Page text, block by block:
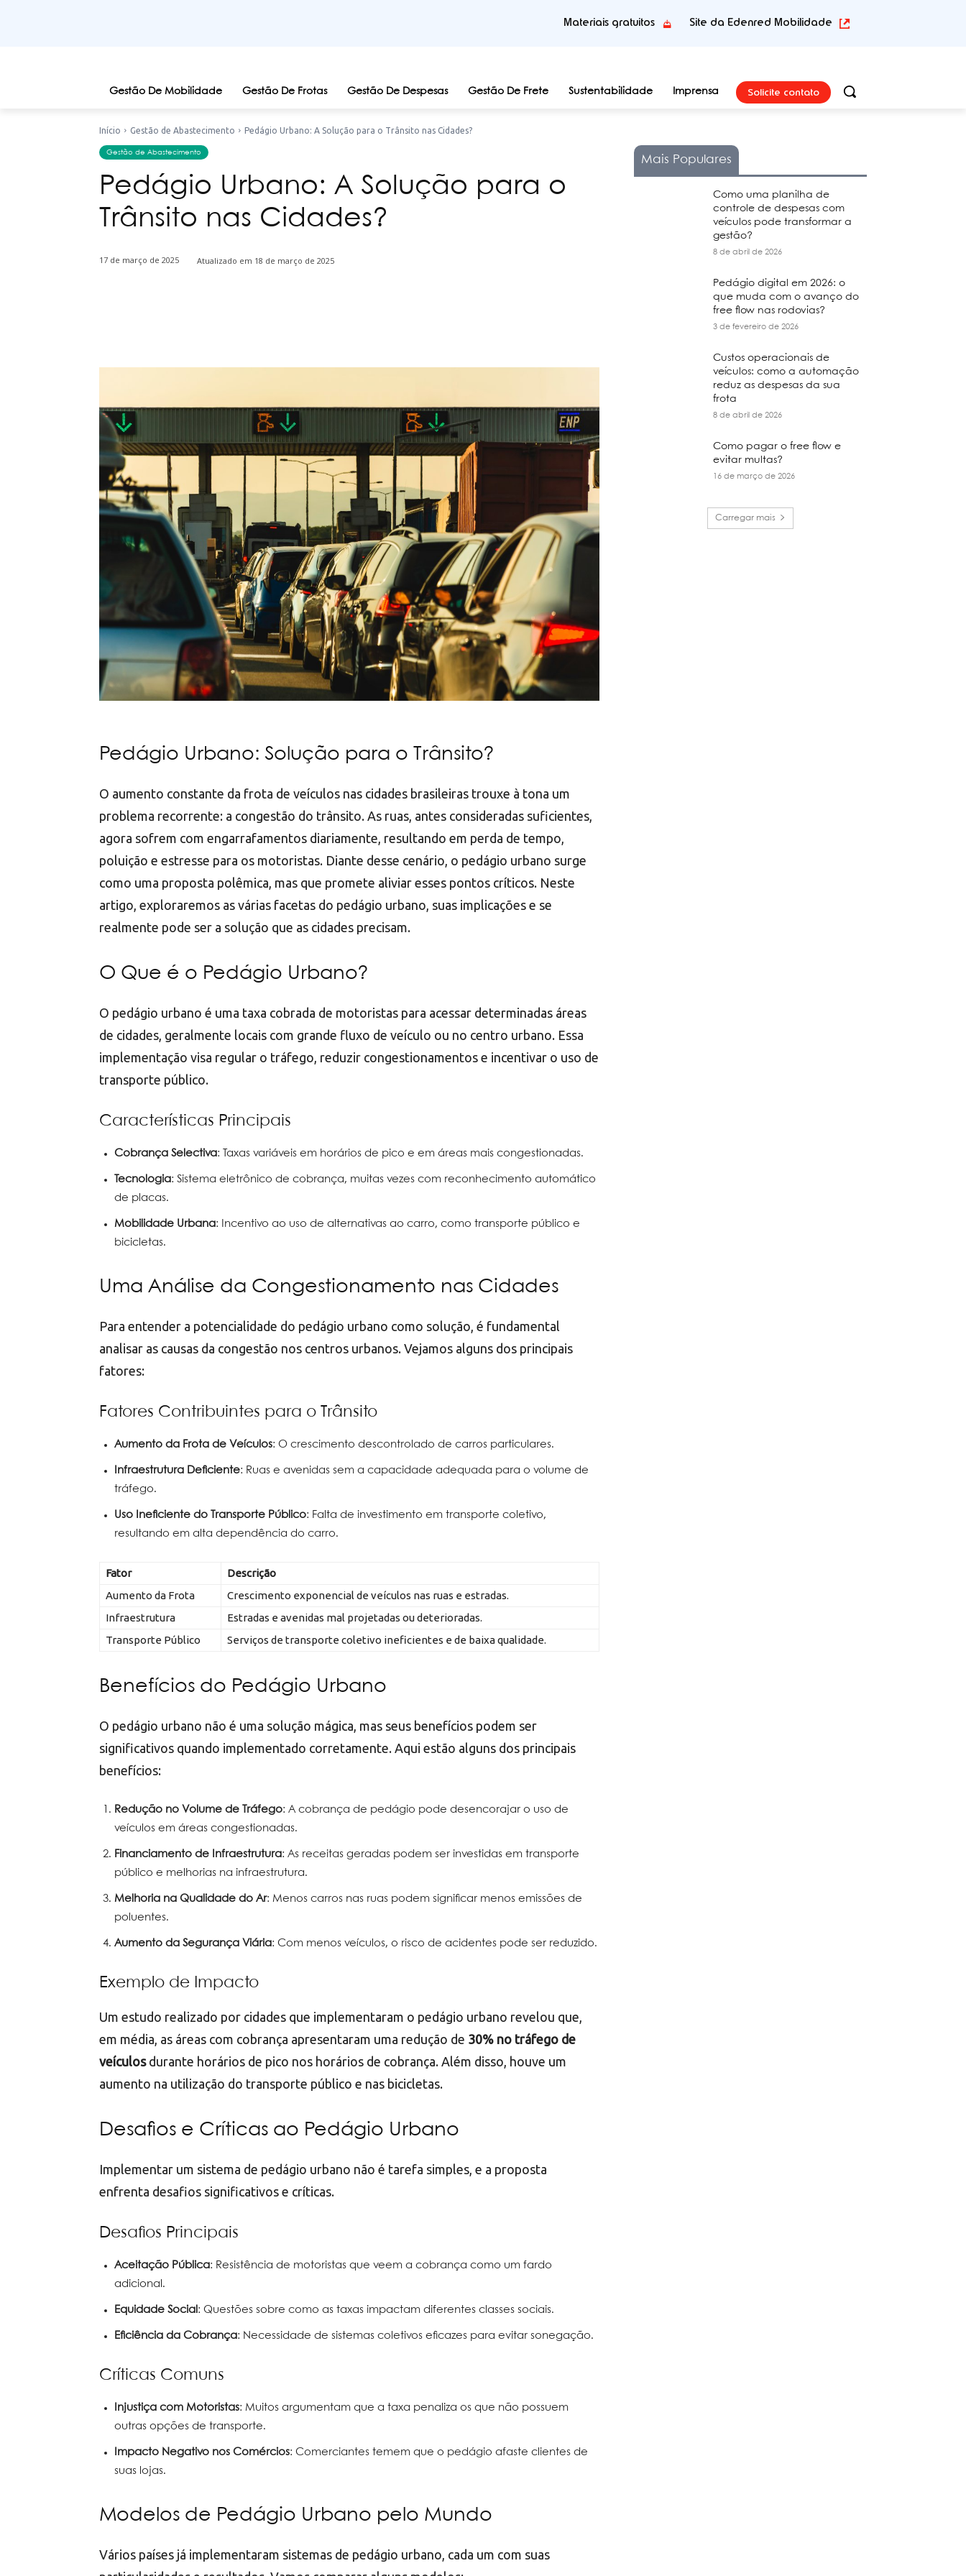
Materiais gratuitos Site da Edenred Mobilidade
Gestão De Mobilidade Gestão De Frotas Gestão De Despesas Gestão De Frete Sustentabilidade Imprensa Solicite contato
Início Gestão de Abastecimento Pedágio Urbano: A Solução para o Trânsito nas Cidades?
Gestão de Abastecimento
Pedágio Urbano: A Solução para o
Trânsito nas Cidades?
17 de março de 2025 Atualizado em 18 de março de 2025
Pedágio Urbano: Solução para o Trânsito?
O aumento constante da frota de veículos nas cidades brasileiras trouxe à tona um
problema recorrente: a congestão do trânsito. As ruas, antes consideradas suficientes,
agora sofrem com engarrafamentos diariamente, resultando em perda de tempo,
poluição e estresse para os motoristas. Diante desse cenário, o pedágio urbano surge
como uma proposta polêmica, mas que promete aliviar esses pontos críticos. Neste
artigo, exploraremos as várias facetas do pedágio urbano, suas implicações e se
realmente pode ser a solução que as cidades precisam.
O Que é o Pedágio Urbano?
O pedágio urbano é uma taxa cobrada de motoristas para acessar determinadas áreas
de cidades, geralmente locais com grande fluxo de veículo ou no centro urbano. Essa
implementação visa regular o tráfego, reduzir congestionamentos e incentivar o uso de
transporte público.
Características Principais
Cobrança Selectiva: Taxas variáveis em horários de pico e em áreas mais congestionadas.
Tecnologia: Sistema eletrônico de cobrança, muitas vezes com reconhecimento automático
de placas.
Mobilidade Urbana: Incentivo ao uso de alternativas ao carro, como transporte público e
bicicletas.
Uma Análise da Congestionamento nas Cidades
Para entender a potencialidade do pedágio urbano como solução, é fundamental
analisar as causas da congestão nos centros urbanos. Vejamos alguns dos principais
fatores:
Fatores Contribuintes para o Trânsito
Aumento da Frota de Veículos: O crescimento descontrolado de carros particulares.
Infraestrutura Deficiente: Ruas e avenidas sem a capacidade adequada para o volume de
tráfego.
Uso Ineficiente do Transporte Público: Falta de investimento em transporte coletivo,
resultando em alta dependência do carro.
Fator
Descrição
Aumento da Frota
Crescimento exponencial de veículos nas ruas e estradas.
Infraestrutura
Estradas e avenidas mal projetadas ou deterioradas.
Transporte Público
Serviços de transporte coletivo ineficientes e de baixa qualidade.
Benefícios do Pedágio Urbano
O pedágio urbano não é uma solução mágica, mas seus benefícios podem ser
significativos quando implementado corretamente. Aqui estão alguns dos principais
benefícios:
Redução no Volume de Tráfego: A cobrança de pedágio pode desencorajar o uso de
veículos em áreas congestionadas.
Financiamento de Infraestrutura: As receitas geradas podem ser investidas em transporte
público e melhorias na infraestrutura.
Melhoria na Qualidade do Ar: Menos carros nas ruas podem significar menos emissões de
poluentes.
Aumento da Segurança Viária: Com menos veículos, o risco de acidentes pode ser reduzido.
Exemplo de Impacto
Um estudo realizado por cidades que implementaram o pedágio urbano revelou que,
em média, as áreas com cobrança apresentaram uma redução de 30% no tráfego de
veículosdurante horários de pico nos horários de cobrança. Além disso, houve um
aumento na utilização do transporte público e nas bicicletas.
Desafios e Críticas ao Pedágio Urbano
Implementar um sistema de pedágio urbano não é tarefa simples, e a proposta
enfrenta desafios significativos e críticas.
Desafios Principais
Aceitação Pública: Resistência de motoristas que veem a cobrança como um fardo
adicional.
Equidade Social : Questões sobre como as taxas impactam diferentes classes sociais.
Eficiência da Cobrança: Necessidade de sistemas coletivos eficazes para evitar sonegação.
Críticas Comuns
Injustiça com Motoristas: Muitos argumentam que a taxa penaliza os que não possuem
outras opções de transporte.
Impacto Negativo nos Comércios: Comerciantes temem que o pedágio afaste clientes de
suas lojas.
Modelos de Pedágio Urbano pelo Mundo
Vários países já implementaram sistemas de pedágio urbano, cada um com suas
Mais Populares
Como uma planilha de
controle de despesas com
veículos pode transformar a
gestão?
8 de abril de 2026
Pedágio digital em 2026: o
que muda com o avanço do
free flow nas rodovias?
3 de fevereiro de 2026
Custos operacionais de
veículos: como a automação
reduz as despesas da sua
frota
8 de abril de 2026
Como pagar o free flow e
evitar multas?
16 de março de 2026
Carregar mais